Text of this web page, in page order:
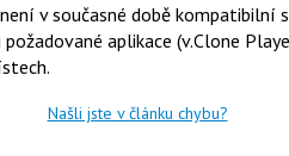
v současné době
aplikace (v.Clone
Našli jste v článku chybu?